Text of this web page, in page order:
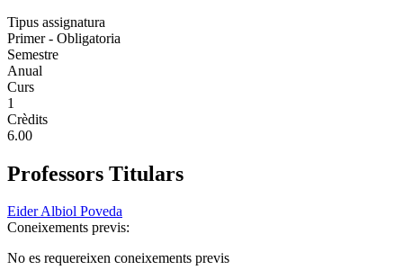
Tipus assignatura
Primer - Obligatoria
Semestre
Anual
Curs
1
Crèdits
6.00
Professors Titulars
Eider Albiol Poveda
Coneixements previs:
No es requereixen coneixements previs